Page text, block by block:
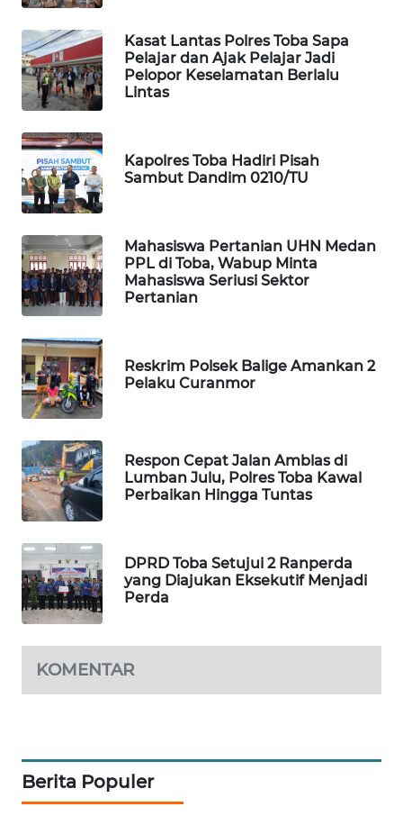
Kasat Lantas Polres Toba Sapa
Pelajar dan Ajak Pelajar Jadi
Pelopor Keselamatan Berlalu
Lintas
Kapolres Toba Hadiri Pisah
Sambut Dandim 0210/TU
Mahasiswa Pertanian UHN Medan
PPL di Toba, Wabup Minta
Mahasiswa Seriusi Sektor
Pertanian
Reskrim Polsek Balige Amankan 2
Pelaku Curanmor
Respon Cepat Jalan Amblas di
Lumban Julu, Polres Toba Kawal
Perbaikan Hingga Tuntas
DPRD Toba Setujui 2 Ranperda
yang Diajukan Eksekutif Menjadi
Perda
KOMENTAR
Berita Populer
INFRASTRUKTUR
WAHANA
KONSUMEN
LISTRIK
WAHANA
TRAVEL
WAHANA
TV
ID
WAHANANEWS
CO ID
WAHANANEWS
NET
WAHANA
SPORT
WAHANA
UMKM
SELEB
WAHANA
OTOMOTIF